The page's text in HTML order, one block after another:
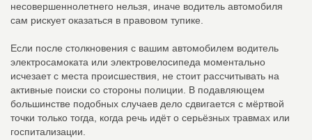
несовершеннолетнего нельзя, иначе водитель автомобиля
сам рискует оказаться в правовом тупике.
Если после столкновения с вашим автомобилем водитель
электросамоката или электровелосипеда моментально
исчезает с места происшествия, не стоит рассчитывать на
активные поиски со стороны полиции. В подавляющем
большинстве подобных случаев дело сдвигается с мёртвой
точки только тогда, когда речь идёт о серьёзных травмах или
госпитализации.